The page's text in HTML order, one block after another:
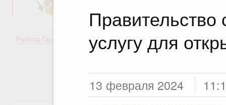
Правительство
услугу для
13 февраля 2024
Работа Правительства
Демография
Здоровье
Общество
Государство